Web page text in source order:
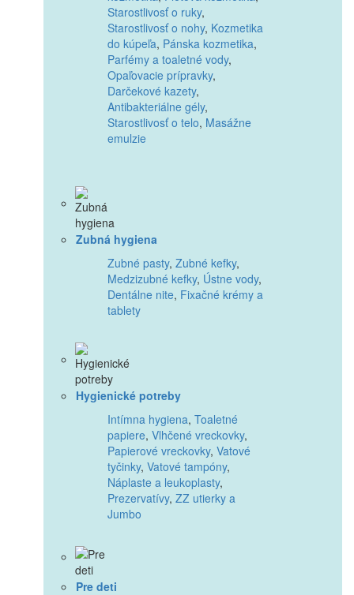
Starostlivosť o ruky,
Starostlivosť o nohy, Kozmetika
do kúpeľa, Pánska kozmetika,
Parfémy a toaletné vody,
Opaľovacie prípravky,
Darčekové kazety,
Antibakteriálne gély,
Starostlivosť o telo, Masážne
emulzie
Zubná hygiena
Zubné pasty, Zubné kefky,
Medzizubné kefky, Ústne vody,
Dentálne nite, Fixačné krémy a
tablety
Hygienické potreby
Intímna hygiena, Toaletné
papiere, Vlhčené vreckovky,
Papierové vreckovky, Vatové
tyčinky, Vatové tampóny,
Náplaste a leukoplasty,
Prezervatívy, ZZ utierky a
Jumbo
Pre deti